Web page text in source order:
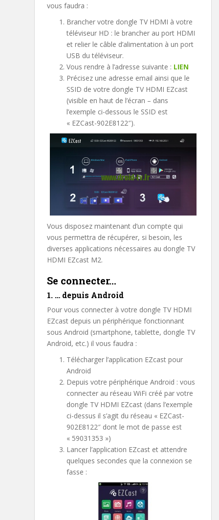
vous faudra :
Brancher votre dongle TV HDMI à votre
téléviseur HD : le brancher au port HDMI
et relier le câble d’alimentation à un port
USB du téléviseur.
Vous rendre à l’adresse suivante : LIEN
Précisez une adresse email ainsi que le
SSID de votre dongle TV HDMI EZcast
(visible en haut de l’écran – dans
l’exemple ci-dessous le SSID est
« EZCast-902E8122″).
Vous disposez maintenant d’un compte qui
vous permettra de récupérer, si besoin, les
diverses applications nécessaires au dongle TV
HDMI EZcast M2.
Se connecter…
1. … depuis Android
Pour vous connecter à votre dongle TV HDMI
EZcast depuis un périphérique fonctionnant
sous Android (smartphone, tablette, dongle TV
Android, etc.) il vous faudra :
Télécharger l’application EZcast pour
Android
Depuis votre périphérique Android : vous
connecter au réseau WiFi créé par votre
dongle TV HDMI EZcast (dans l’exemple
ci-dessus il s’agit du réseau « EZCast-
902E8122″ dont le mot de passe est
« 59031353 »)
Lancer l’application EZcast et attendre
quelques secondes que la connexion se
fasse :